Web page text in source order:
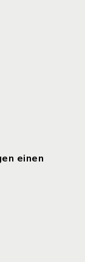
einen